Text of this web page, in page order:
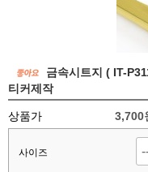
금속시트지 ( IT-
티커제작
상품가 3,700
사이즈